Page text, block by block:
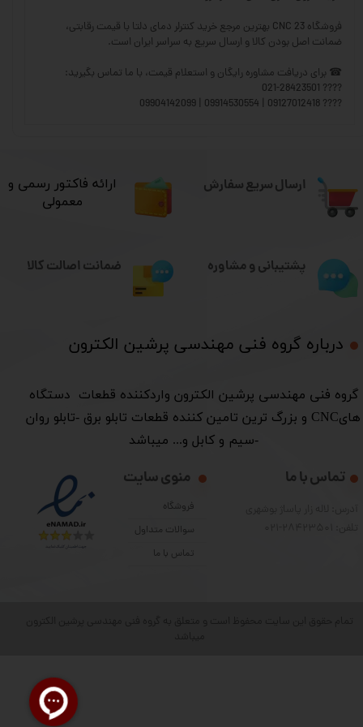
فروشگاه CNC 23 بهترین مرجع خرید کنترلر دمای دلتا با قیمت رقابتی،
ضمانت اصل بودن کالا و ارسال سریع به سراسر ایران است.
☎ برای دریافت مشاوره رایگان و استعلام قیمت، با ما تماس بگیرید:
???? 021-28423501
???? 09127012418 | 09914530554 | 09904142099
ارسال سریع سفارش
درباره گروه فنی مهندسی پرشین الکترون​​​​​​​
​گروه فنی مهندسی پرشین الکترون واردکننده قطعات دستگاه
هایCNC و بزرگ ترین تامین کننده قطعات تابلو برق -تابلو روان
-سیم و کابل و... میباشد
منوی سایت
فروشگاه
سوالات متداول
تماس با ما
تماس با ما
​ارائه فاکتور رسمی و
معمولی
پشتیبانی و مشاوره ضمانت اصالت کالا